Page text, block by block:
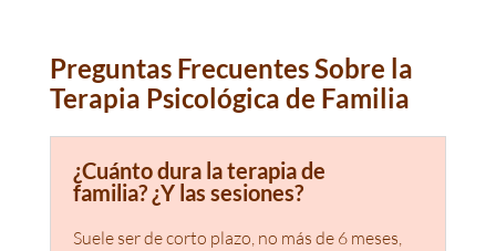
Preguntas Frecuentes Sobre la
Terapia Psicológica de Familia
¿Cuánto dura la terapia de
familia? ¿Y las sesiones?
Suele ser de corto plazo, no más de 6 meses,